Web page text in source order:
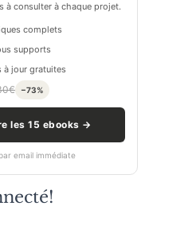
à consulter à chaque projet.
complets
supports
à jour gratuites
€ −73%
les 15 ebooks →
email immédiate